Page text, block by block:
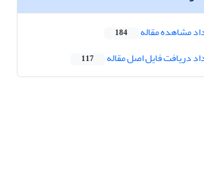
مشاهده مقاله 184
دریافت فایل اصل مقاله 117